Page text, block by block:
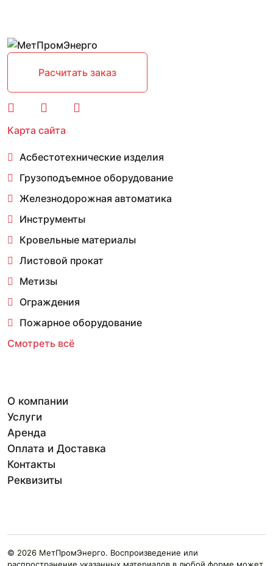
Расчитать заказ
Карта сайта
Асбестотехнические изделия
Грузоподъемное оборудование
Железнодорожная автоматика
Инструменты
Кровельные материалы
Листовой прокат
Метизы
Ограждения
Пожарное оборудование
Смотреть всё
О компании
Услуги
Аренда
Оплата и Доставка
Контакты
Реквизиты
© 2026 МетПромЭнерго. Воспроизведение или
распространение указанных материалов в любой форме может